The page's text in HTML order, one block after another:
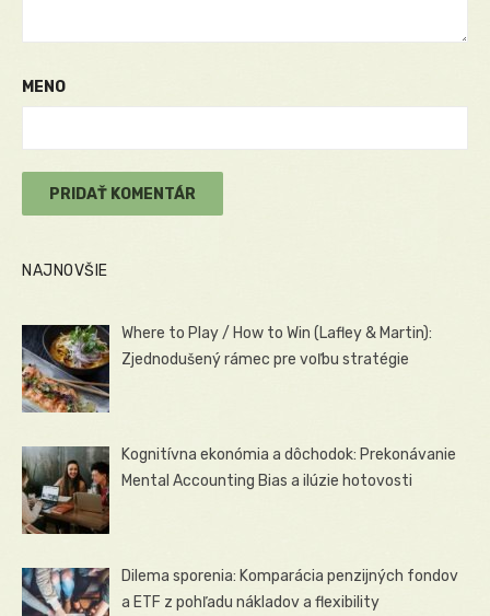
MENO
NAJNOVŠIE
Where to Play / How to Win (Lafley & Martin):
Zjednodušený rámec pre voľbu stratégie
Kognitívna ekonómia a dôchodok: Prekonávanie
Mental Accounting Bias a ilúzie hotovosti
Dilema sporenia: Komparácia penzijných fondov
a ETF z pohľadu nákladov a flexibility